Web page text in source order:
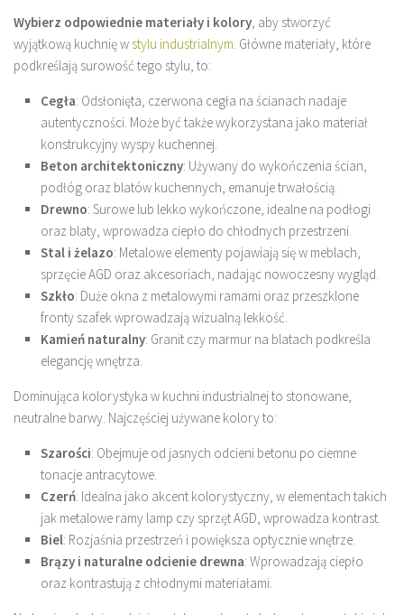
Wybierz odpowiednie materiały i kolory , aby stworzyć
wyjątkową kuchnię w stylu industrialnym . Główne materiały, które
podkreślają surowość tego stylu, to:
Cegła: Odsłonięta, czerwona cegła na ścianach nadaje
autentyczności. Może być także wykorzystana jako materiał
konstrukcyjny wyspy kuchennej.
Beton architektoniczny: Używany do wykończenia ścian,
podłóg oraz blatów kuchennych, emanuje trwałością.
Drewno: Surowe lub lekko wykończone, idealne na podłogi
oraz blaty, wprowadza ciepło do chłodnych przestrzeni.
Stal i żelazo: Metalowe elementy pojawiają się w meblach,
sprzęcie AGD oraz akcesoriach, nadając nowoczesny wygląd.
Szkło: Duże okna z metalowymi ramami oraz przeszklone
fronty szafek wprowadzają wizualną lekkość.
Kamień naturalny: Granit czy marmur na blatach podkreśla
elegancję wnętrza.
Dominująca kolorystyka w kuchni industrialnej to stonowane,
neutralne barwy. Najczęściej używane kolory to:
Szarości: Obejmuje od jasnych odcieni betonu po ciemne
tonacje antracytowe.
Czerń: Idealna jako akcent kolorystyczny, w elementach takich
jak metalowe ramy lamp czy sprzęt AGD, wprowadza kontrast.
Biel: Rozjaśnia przestrzeń i powiększa optycznie wnętrze.
Brązy i naturalne odcienie drewna: Wprowadzają ciepło
oraz kontrastują z chłodnymi materiałami.